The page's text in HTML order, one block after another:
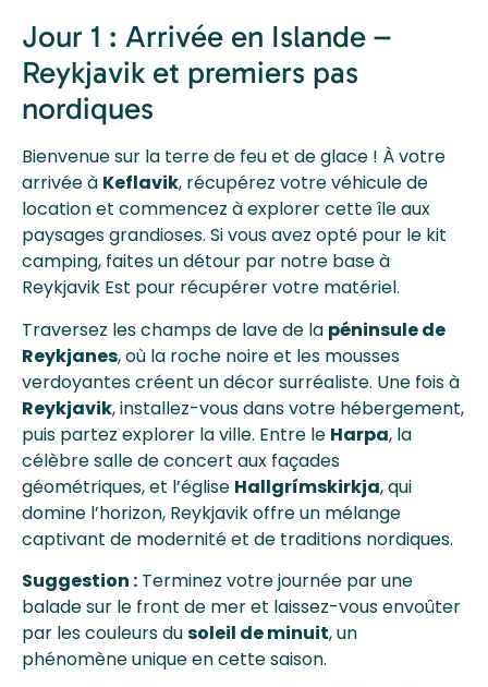
Jour 1 : Arrivée en Islande –
Reykjavik et premiers pas
nordiques
Bienvenue sur la terre de feu et de glace ! À votre
arrivée à Keflavik, récupérez votre véhicule de
location et commencez à explorer cette île aux
paysages grandioses. Si vous avez opté pour le kit
camping, faites un détour par notre base à
Reykjavik Est pour récupérer votre matériel.
Traversez les champs de lave de la péninsule de
Reykjanes, où la roche noire et les mousses
verdoyantes créent un décor surréaliste. Une fois à
Reykjavik, installez-vous dans votre hébergement,
puis partez explorer la ville. Entre le Harpa, la
célèbre salle de concert aux façades
géométriques, et l’église Hallgrímskirkja, qui
domine l’horizon, Reykjavik offre un mélange
captivant de modernité et de traditions nordiques.
Suggestion : Terminez votre journée par une
balade sur le front de mer et laissez-vous envoûter
par les couleurs dusoleil de minuit, un
phénomène unique en cette saison.